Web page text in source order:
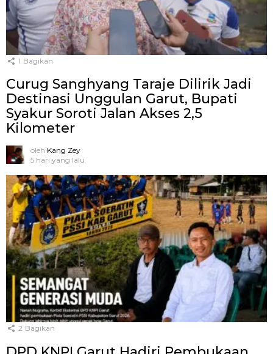
1 Bagikan
Curug Sanghyang Taraje Dilirik Jadi
Destinasi Unggulan Garut, Bupati
Syakur Soroti Jalan Akses 2,5
Kilometer
oleh Kang Zey
5 hari yang lalu
2 Bagikan